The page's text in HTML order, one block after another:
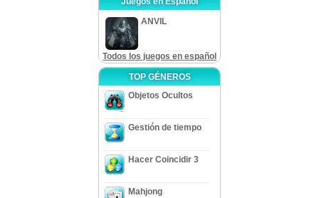
ANVIL
Todos los juegos en español
TOP GÉNEROS
Objetos Ocultos
Gestión de tiempo
Hacer Coincidir 3
Mahjong